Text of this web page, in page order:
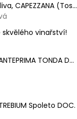
Olio Extravergine d´Oliva, CAPEZZANA (Toskánsko) - 0,5 l
5 z 5 hvězdiček.
vinařství!
Trebbiano Spoletino ANTEPRIMA TONDA DOC.
5 z 5 hvězdiček.
Spoleto DOC.